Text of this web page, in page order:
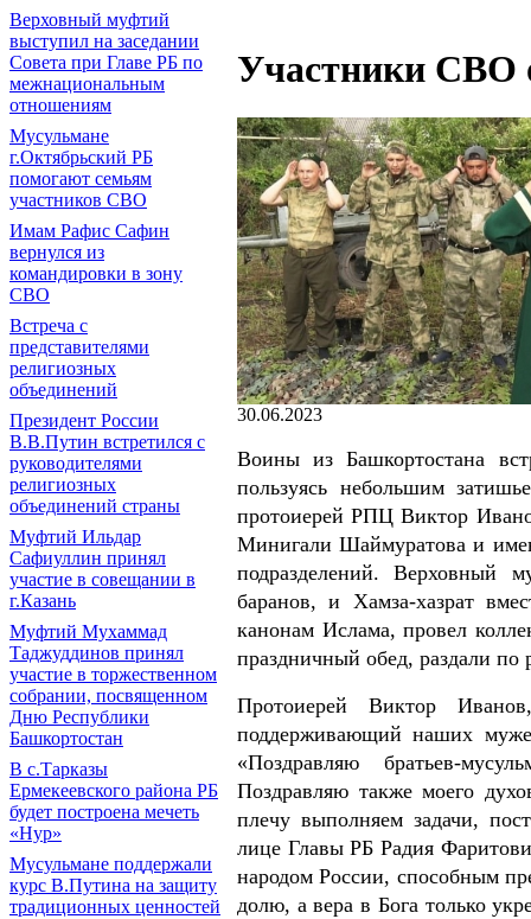
Верховный муфтий
выступил на заседании
Совета при Главе РБ по
межнациональным
отношениям
Мусульмане
г.Октябрьский РБ
помогают семьям
участников СВО
Имам Рафис Сафин
вернулся из
командировки в зону
СВО
Встреча с
представителями
религиозных
объединений
Президент России
В.В.Путин встретился с
руководителями
религиозных
объединений страны
Муфтий Ильдар
Сафиуллин принял
участие в совещании в
г.Казань
Муфтий Мухаммад
Таджуддинов принял
участие в торжественном
собрании, посвященном
Дню Республики
Башкортостан
В с.Тарказы
Ермекеевского района РБ
будет построена мечеть
«Нур»
Мусульмане поддержали
курс В.Путина на защиту
традиционных ценностей
Участники СВО
30.06.2023
Воины из Башкортостана
пользуясь небольшим
протоиерей РПЦ Виктор
Минигали Шаймуратова и
подразделений. Верховный
баранов, и Хамза-хазрат
канонам Ислама, провел
праздничный обед, раздали
Протоиерей Виктор
поддерживающий наших
«Поздравляю братьев-
Поздравляю также моего
плечу выполняем задачи,
лице Главы РБ Радия
народом России, способным
долю, а вера в Бога только